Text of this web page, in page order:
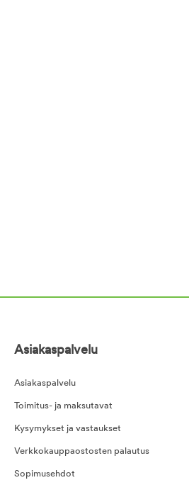
Asiakaspalvelu
Asiakaspalvelu
Toimitus- ja maksutavat
Kysymykset ja vastaukset
Verkkokauppaostosten palautus
Sopimusehdot